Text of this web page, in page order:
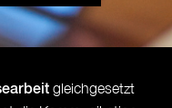
gleichgesetzt